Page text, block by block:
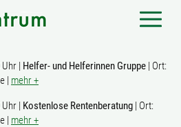
| Helfer- und Helferinnen Gruppe | Ort:
| mehr +
| Kostenlose Rentenberatung | Ort:
| mehr +